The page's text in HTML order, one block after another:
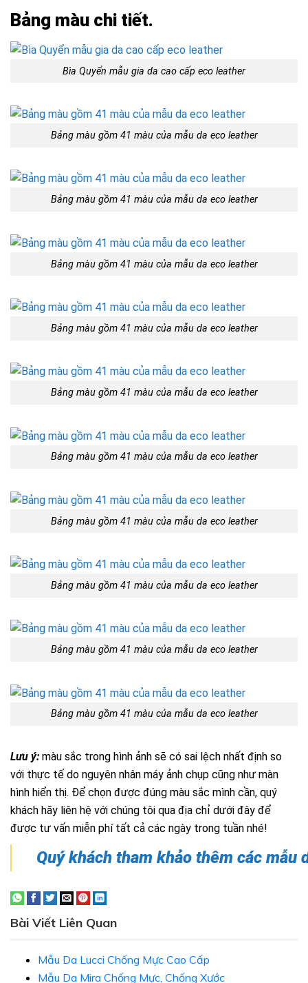
Bảng màu chi tiết.
Bìa Quyển mẫu gia da cao cấp eco leather
Bảng màu gồm 41 màu của mẫu da eco leather
Bảng màu gồm 41 màu của mẫu da eco leather
Bảng màu gồm 41 màu của mẫu da eco leather
Bảng màu gồm 41 màu của mẫu da eco leather
Bảng màu gồm 41 màu của mẫu da eco leather
Bảng màu gồm 41 màu của mẫu da eco leather
Bảng màu gồm 41 màu của mẫu da eco leather
Bảng màu gồm 41 màu của mẫu da eco leather
Bảng màu gồm 41 màu của mẫu da eco leather
Bảng màu gồm 41 màu của mẫu da eco leather
Lưu ý: màu sắc trong hình ảnh sẽ có sai lệch nhất định so
với thực tế do nguyên nhân máy ảnh chụp cũng như màn
hình hiển thị. Để chọn được đúng màu sắc mình cần, quý
khách hãy liên hệ với chúng tôi qua địa chỉ dưới đây để
được tư vấn miễn phí tất cả các ngày trong tuần nhé!
Quý khách tham khảo thêm các mẫu
Bài Viết Liên Quan
Mẫu Da Lucci Chống Mực Cao Cấp
Mẫu Da Mira Chống Mực, Chống Xước